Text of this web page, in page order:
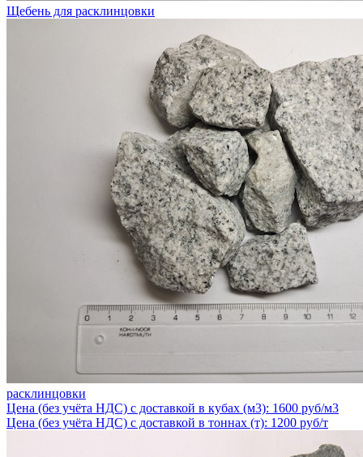
Щебень для расклинцовки
расклинцовки
Цена (без учёта НДС) с доставкой в кубах (м3): 1600 руб/м3
Цена (без учёта НДС) с доставкой в тоннах (т): 1200 руб/т